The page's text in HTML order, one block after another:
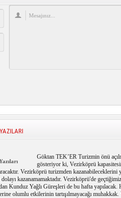
Göktan TEK’ER Turizmin önü
gösteriyor ki, Vezirköprü
Vezirköprü turizmden kazanabileceklerini
kazanamamaktadır. Vezirköprü'de
Kunduz Yağlı Güreşleri de bu hafta
olumlu etkilerinin tartışılmayacağı